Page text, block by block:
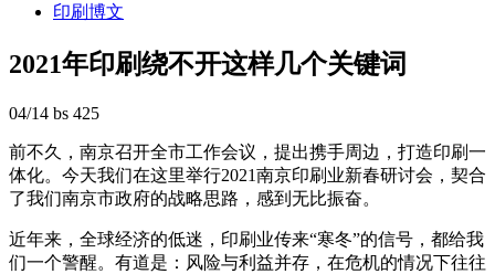
印刷博文
2021年印刷绕不开这样几个关键词
04/14 bs 425
前不久，南京召开全市工作会议，提出携手周边，打造印刷一
体化。今天我们在这里举行2021南京印刷业新春研讨会，契合
了我们南京市政府的战略思路，感到无比振奋。
近年来，全球经济的低迷，印刷业传来“寒冬”的信号，都给我
们一个警醒。有道是：风险与利益并存，在危机的情况下往往